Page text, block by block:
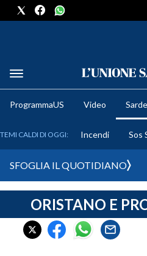
METEO
CRONACA SARDEGNA
CAGLIARI
ProgrammaUS Video
TEMI CALDI DI OGGI: Incendi Sos
SFOGLIA IL QUOTIDIANO
ORISTANO E